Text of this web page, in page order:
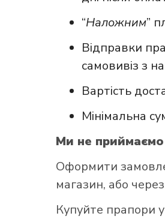
“Наложним”
Відправки
самовивіз з
Вартість
Мінімальна
Ми не приймаємо
Оформити
магазин, або
Купуйте прапори